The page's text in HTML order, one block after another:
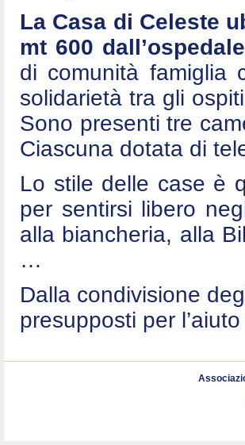
La Casa di Celeste
mt 600
di comunità famiglia
solidarietà tra gli
Sono presenti tre
Ciascuna dotata di
Lo stile delle case è
per sentirsi libero
alla biancheria, alla
…
Dalla condivisione
presupposti per